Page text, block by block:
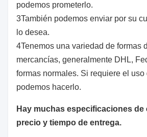
requisitos
de
seguridad
de los
equipos
de ensayo
deberán
cumplirse
en todos
a los
vehículos
de las
categorías
los
de
los
podemos prometerlo.
3También podemos enviar por su
lo desea.
4Tenemos una variedad de formas
mercancías, generalmente DHL,
formas normales. Si requiere el uso
podemos hacerlo.
Hay muchas especificaciones de
precio y tiempo de entrega.